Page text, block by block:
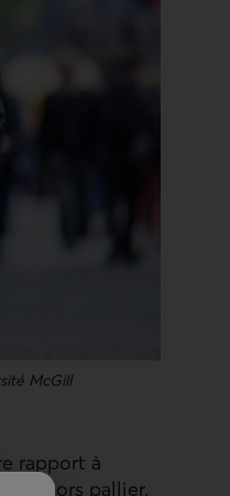
McGill
rapport à
alors pallier.